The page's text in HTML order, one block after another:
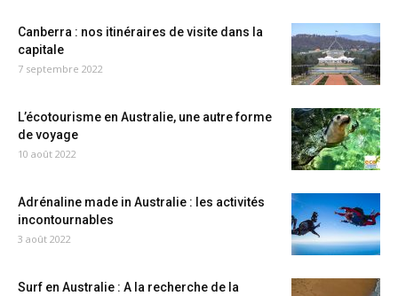
Canberra : nos itinéraires de visite dans la
capitale
7 septembre 2022
L’écotourisme en Australie, une autre forme
de voyage
10 août 2022
Adrénaline made in Australie : les activités
incontournables
3 août 2022
Surf en Australie : A la recherche de la